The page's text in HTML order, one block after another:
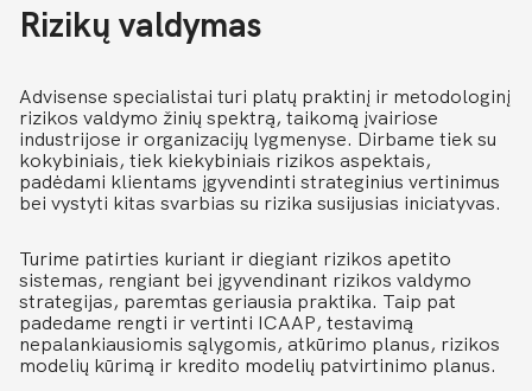
Rizikų valdymas
Advisense specialistai turi platų praktinį ir metodologinį
rizikos valdymo žinių spektrą, taikomą įvairiose
industrijose ir organizacijų lygmenyse. Dirbame tiek su
kokybiniais, tiek kiekybiniais rizikos aspektais,
padėdami klientams įgyvendinti strateginius vertinimus
bei vystyti kitas svarbias su rizika susijusias iniciatyvas.
Turime patirties kuriant ir diegiant rizikos apetito
sistemas, rengiant bei įgyvendinant rizikos valdymo
strategijas, paremtas geriausia praktika. Taip pat
padedame rengti ir vertinti ICAAP, testavimą
nepalankiausiomis sąlygomis, atkūrimo planus, rizikos
modelių kūrimą ir kredito modelių patvirtinimo planus.